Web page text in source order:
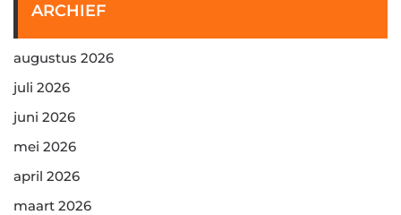
ARCHIEF
augustus 2026
juli 2026
juni 2026
mei 2026
april 2026
maart 2026